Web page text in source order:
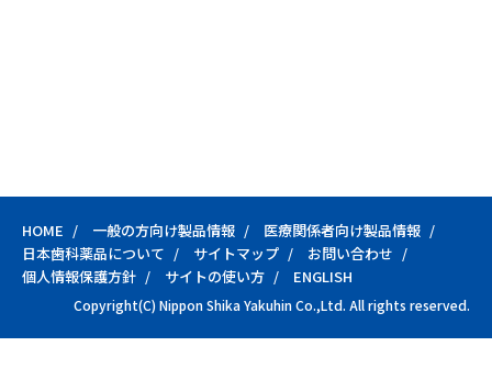
HOME 一般の方向け製品情報
医療関係者向け製品情報
日本歯科薬品について
サイトマップ
お問い合わせ
個人情報保護方針
サイトの使い方 ENGLISH
Copyright(C) Nippon Shika Yakuhin Co.,Ltd. All rights reserved.